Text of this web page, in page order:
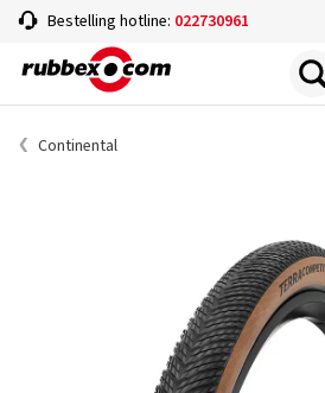
Bestelling hotline: 022730961
Continental